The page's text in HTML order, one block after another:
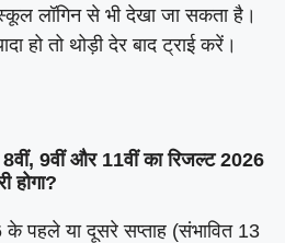
लॉगिन से भी देखा जा सकता है।
हो तो थोड़ी देर बाद ट्राई करें।
8वीं, 9वीं और 11वीं का रिजल्ट 2026
होगा?
पहले या दूसरे सप्ताह (संभावित 13